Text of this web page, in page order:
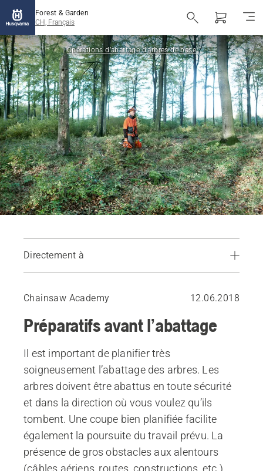
Forest & Garden
CH, Français
Opérations d’abattage d’arbres de base
Directement à
Distance de sécurité
Dégager la végétation basse
Élaguer les branches basses
Planifier et aménager des voies de repli
Chainsaw Academy 12.06.2018
Préparatifs avant l’abattage
Il est important de planifier très
soigneusement l’abattage des arbres. Les
arbres doivent être abattus en toute sécurité
et dans la direction où vous voulez qu’ils
tombent. Une coupe bien planifiée facilite
également la poursuite du travail prévu. La
présence de gros obstacles aux alentours
(câbles aériens, routes, constructions, etc.)